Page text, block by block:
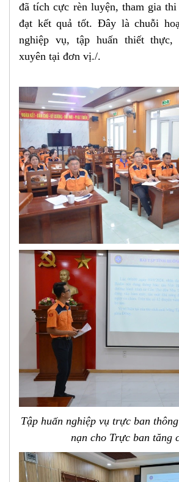
đã tích cực rèn luyện, tham gia
đạt kết quả tốt. Đây là chuỗi
nghiệp vụ, tập huấn thiết thực,
xuyên tại đơn vị./.
Tập huấn nghiệp vụ trực ban
nạn cho Trực ban tăng